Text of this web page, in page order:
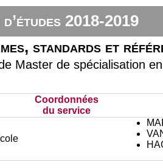
2018-2019
standards et
Master de spécialisation
Coordonnées
du service